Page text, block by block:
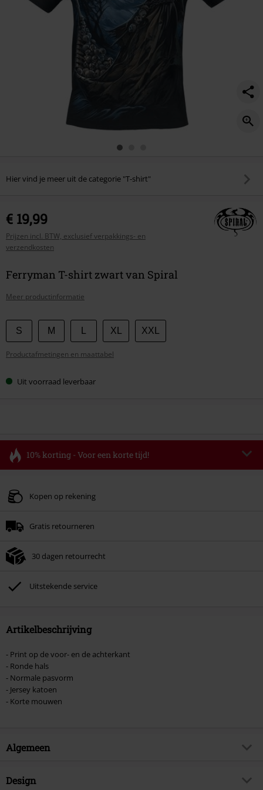
Hier vind je meer uit de categorie "T-shirt"
€ 19,99
Prijzen incl. BTW, exclusief verpakkings- en
verzendkosten
Ferryman T-shirt zwart van Spiral
Meer productinformatie
Kies
je
maat
S M XL XXL
Productafmetingen en maattabel
Uit voorraad leverbaar
10% korting - Voor een korte tijd!
Geldig t/m 11-08-2026
Zodra je de code hebt ingevoerd, wordt de korting automatisch verrekend in
Kan niet gecombineerd worden met andere kortingscodes. Boeken, media,
Toten Hosen, Metality, cadeaubonnen en artikelen met een inbegrepen
donatie zijn uitgesloten van de korting.
Kopen op rekening
Gratis retourneren
30 dagen retourrecht
Uitstekende service
Artikelbeschrijving
- Print op de voor- en de achterkant
- Ronde hals
- Normale pasvorm
- Jersey katoen
- Korte mouwen
Algemeen
Artikelnr.
Design